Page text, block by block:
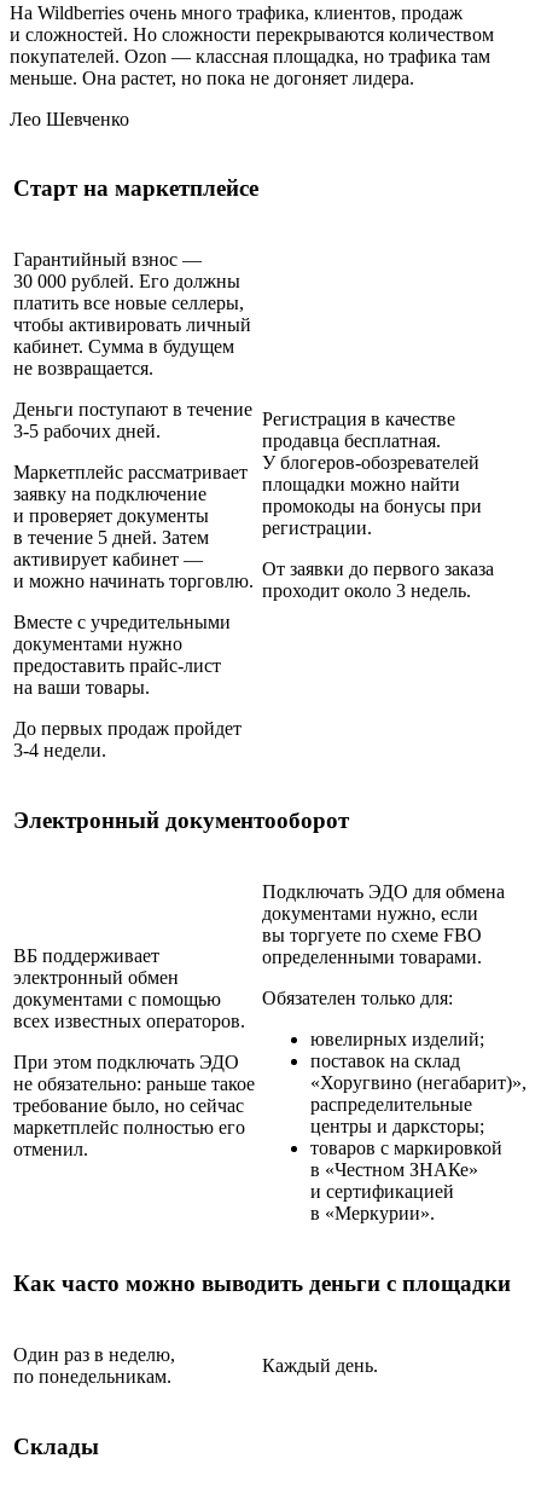
На Wildberries очень много трафика, клиентов, продаж
и сложностей. Но сложности перекрываются количеством
покупателей. Ozon — классная площадка, но трафика там
меньше. Она растет, но пока не догоняет лидера.
Лео Шевченко
Старт на маркетплейсе
Гарантийный взнос —
30 000 рублей. Его должны
платить все новые селлеры,
чтобы активировать личный
кабинет. Сумма в будущем
не возвращается.
Деньги поступают в течение
3‑5 рабочих дней.
Маркетплейс рассматривает
заявку на подключение
и проверяет документы
в течение 5 дней. Затем
активирует кабинет —
и можно начинать торговлю.
Вместе с учредительными
документами нужно
предоставить прайс-лист
на ваши товары.
До первых продаж пройдет
3‑4 недели.
Регистрация в качестве
продавца бесплатная.
У блогеров-обозревателей
площадки можно найти
промокоды на бонусы при
регистрации.
От заявки до первого заказа
проходит около 3 недель.
Электронный документооборот
ВБ поддерживает
электронный обмен
документами с помощью
всех известных операторов.
При этом подключать ЭДО
не обязательно: раньше такое
требование было, но сейчас
маркетплейс полностью его
отменил.
Подключать ЭДО для обмена
документами нужно, если
вы торгуете по схеме FBO
определенными товарами.
Обязателен только для:
ювелирных изделий;
поставок на склад
«Хоругвино (негабарит)»,
распределительные
центры и дарксторы;
товаров с маркировкой
в «Честном ЗНАКе»
и сертификацией
в «Меркурии».
Как часто можно выводить деньги с площадки
Один раз в неделю,
по понедельникам.
Каждый день.
Склады